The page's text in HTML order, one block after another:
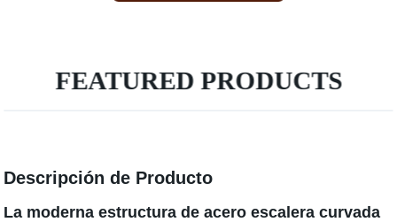
FEATURED PRODUCTS
Descripción de Producto
La moderna estructura de acero escalera curvada